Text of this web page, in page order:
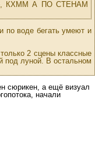
КХММ А ПО СТЕНАМ
по воде бегать умеют и
2 сцены классные
под луной. В остальном
сюрикен, а ещё визуал
начали